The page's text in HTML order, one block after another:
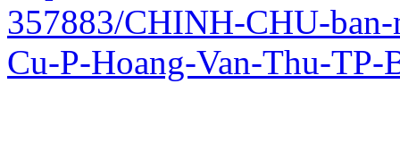
357883/CHINH-CHU-
Cu-P-Hoang-Van-Thu-TP-